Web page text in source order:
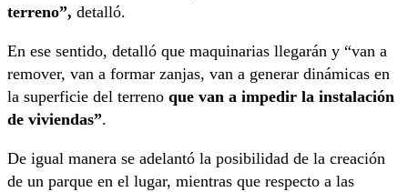
terreno”, detalló.
En ese sentido, detalló que maquinarias llegarán y “van a
remover, van a formar zanjas, van a generar dinámicas en
la superficie del terreno que van a impedir la instalación
de viviendas”.
De igual manera se adelantó la posibilidad de la creación
de un parque en el lugar, mientras que respecto a las